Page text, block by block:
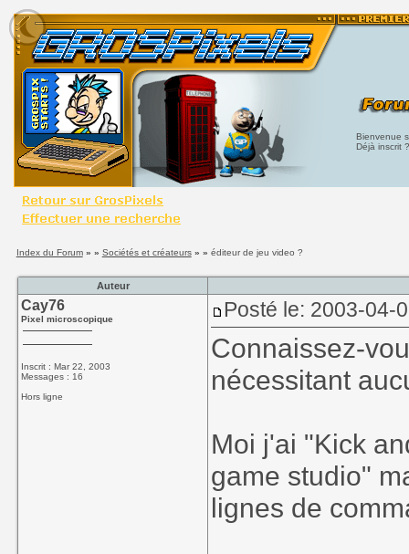
Bienvenue
Déjà inscrit
Index du Forum» » Sociétés et créateurs» » éditeur de jeu video ?
Auteur
Cay76
Pixel microscopique
Inscrit : Mar 22, 2003
Messages : 16
Hors ligne
Posté le: 2003-04-
Connaissez-
nécessitant
Moi j'ai "Kick
game studio"
lignes de